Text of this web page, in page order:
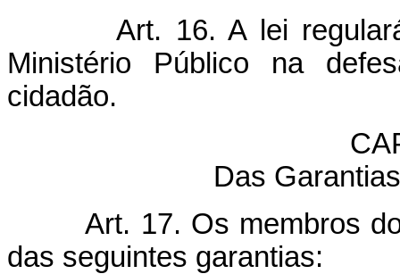
Art. 16. A lei
Ministério Público na
cidadão.
Das
Art. 17. Os membros
das seguintes garantias: